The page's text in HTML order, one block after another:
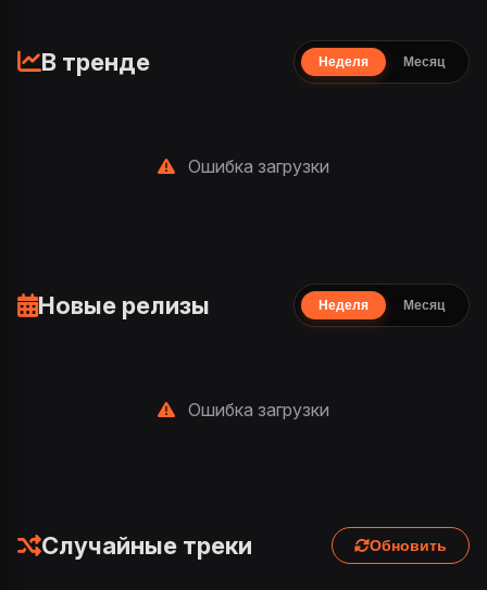
В тренде Неделя Месяц
Ошибка загрузки
Новые релизы Неделя Месяц
Ошибка загрузки
Случайные треки Обновить